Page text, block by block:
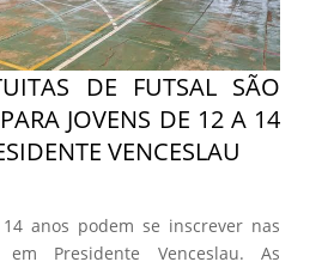
DE FUTSAL SÃO
JOVENS DE 12 A 14
VENCESLAU
anos podem se inscrever nas
Presidente Venceslau. As